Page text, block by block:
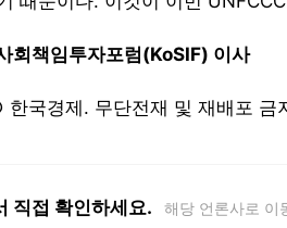
회책임투자포럼(KoSIF) 이사
국경제. 무단전재 및 재배포 금
직접 확인하세요. 해당 언론사로 이